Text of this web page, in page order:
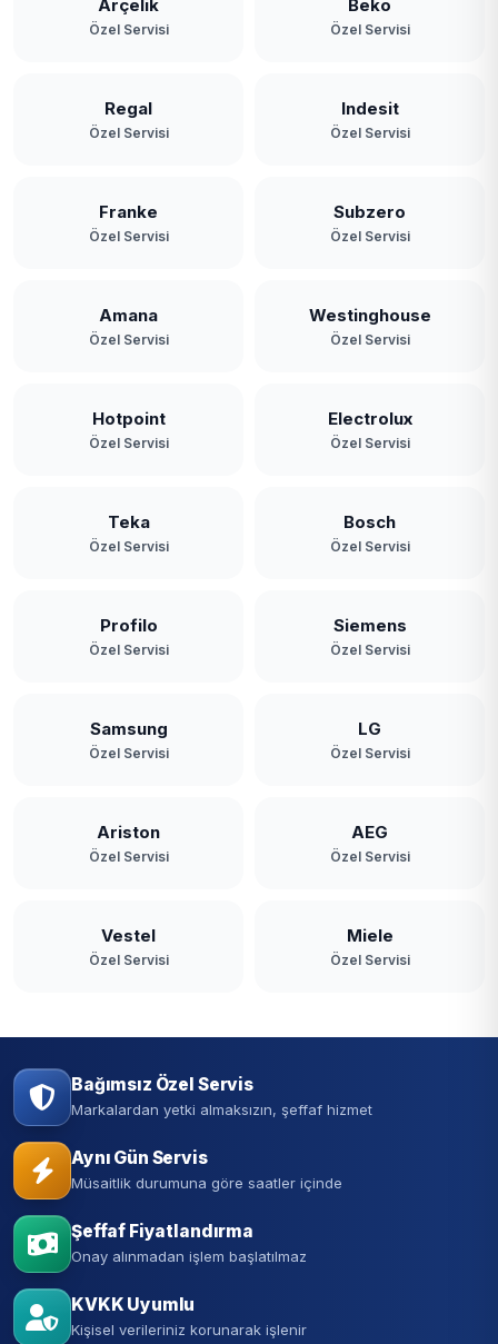
Arçelik
Özel Servisi
Beko
Özel Servisi
Regal
Özel Servisi
Indesit
Özel Servisi
Franke
Özel Servisi
Subzero
Özel Servisi
Amana
Özel Servisi
Westinghouse
Özel Servisi
Hotpoint
Özel Servisi
Electrolux
Özel Servisi
Teka
Özel Servisi
Bosch
Özel Servisi
Profilo
Özel Servisi
Siemens
Özel Servisi
Samsung
Özel Servisi
LG
Özel Servisi
Ariston
Özel Servisi
AEG
Özel Servisi
Vestel
Özel Servisi
Miele
Özel Servisi
Bağımsız Özel Servis
Markalardan yetki almaksızın, şeffaf hizmet
Aynı Gün Servis
Müsaitlik durumuna göre saatler içinde
Şeffaf Fiyatlandırma
Onay alınmadan işlem başlatılmaz
KVKK Uyumlu
Kişisel verileriniz korunarak işlenir